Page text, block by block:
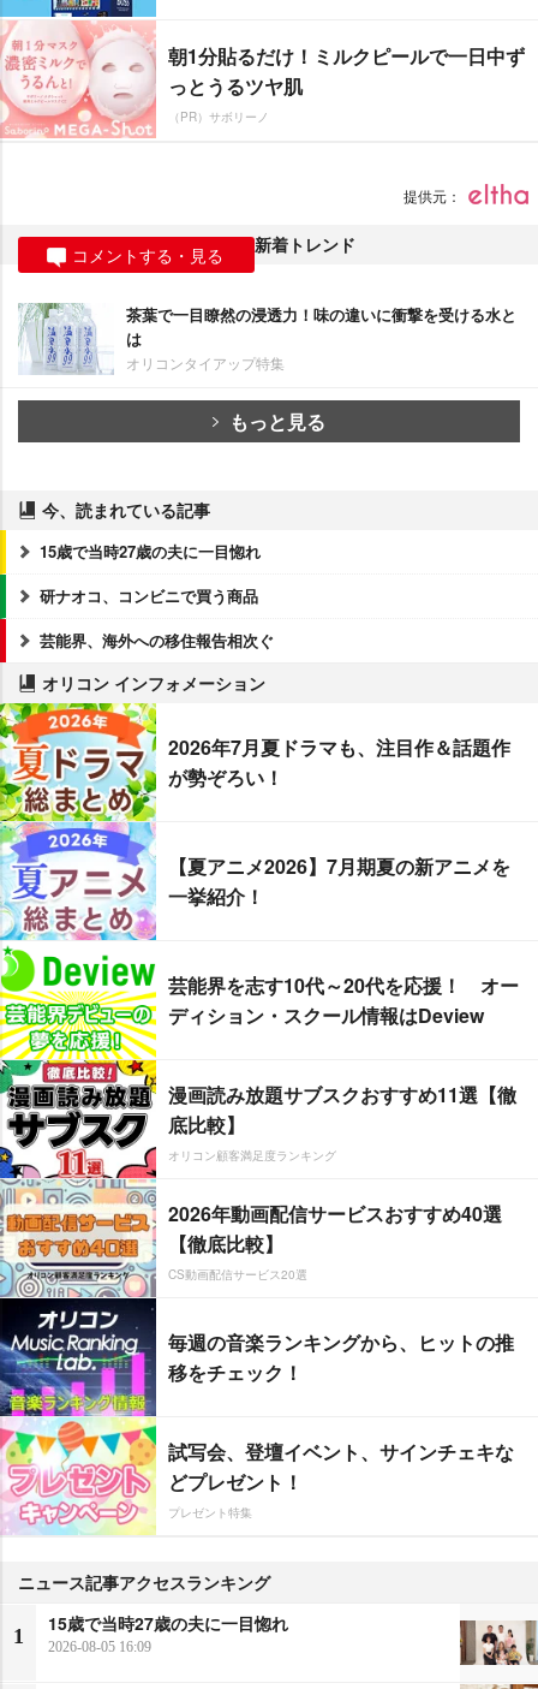
朝1分貼るだけ！ミルクピールで一日中ず
っとうるツヤ肌
（PR）サボリーノ
提供元：
コメントする・見る 新着トレンド
茶葉で一目瞭然の浸透力！味の違いに衝撃を受ける水と
は
オリコンタイアップ特集
もっと見る
今、読まれている記事
15歳で当時27歳の夫に一目惚れ
研ナオコ、コンビニで買う商品
芸能界、海外への移住報告相次ぐ
オリコン インフォメーション
2026年7月夏ドラマも、注目作＆話題作
が勢ぞろい！
【夏アニメ2026】7月期夏の新アニメを
一挙紹介！
芸能界を志す10代～20代を応援！ オー
ディション・スクール情報はDeview
漫画読み放題サブスクおすすめ11選【徹
底比較】
オリコン顧客満足度ランキング
2026年動画配信サービスおすすめ40選
【徹底比較】
CS動画配信サービス20選
毎週の音楽ランキングから、ヒットの推
移をチェック！
試写会、登壇イベント、サインチェキな
どプレゼント！
プレゼント特集
ニュース記事アクセスランキング
1
15歳で当時27歳の夫に一目惚れ
2026-08-05 16:09